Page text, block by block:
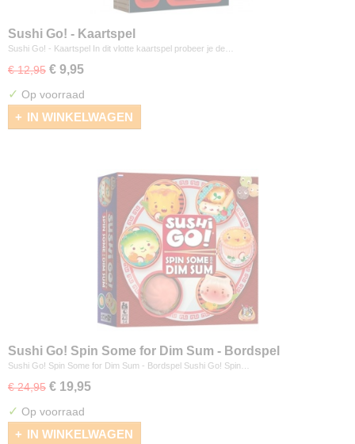
Sushi Go! - Kaartspel
Sushi Go! - Kaartspel In dit vlotte kaartspel probeer je de…
€ 12,95 € 9,95
✓ Op voorraad
IN WINKELWAGEN
Sushi Go! Spin Some for Dim Sum - Bordspel
Sushi Go! Spin Some for Dim Sum - Bordspel Sushi Go! Spin…
€ 24,95 € 19,95
✓ Op voorraad
IN WINKELWAGEN